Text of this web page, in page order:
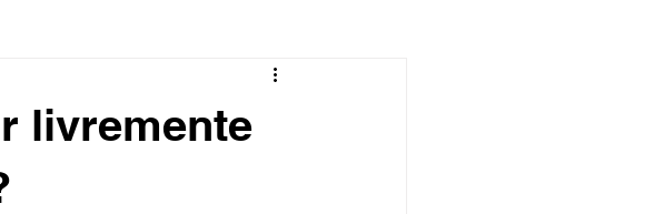
livremente